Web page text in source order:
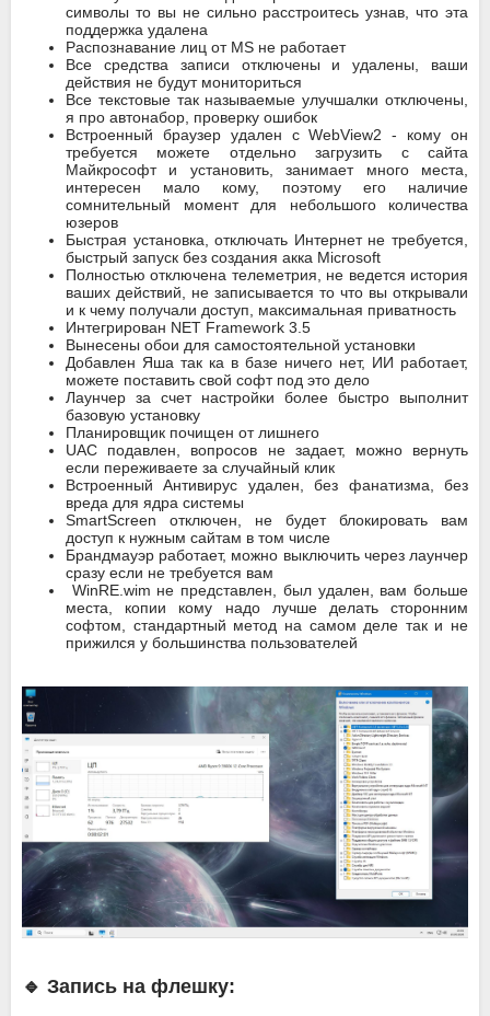
символы то вы не сильно расстроитесь узнав, что эта
поддержка удалена
Распознавание лиц от MS не работает
Все средства записи отключены и удалены, ваши
действия не будут мониториться
Все текстовые так называемые улучшалки отключены,
я про автонабор, проверку ошибок
Встроенный браузер удален с WebView2 - кому он
требуется можете отдельно загрузить с сайта
Майкрософт и установить, занимает много места,
интересен мало кому, поэтому его наличие
сомнительный момент для небольшого количества
юзеров
Быстрая установка, отключать Интернет не требуется,
быстрый запуск без создания акка Microsoft
Полностью отключена телеметрия, не ведется история
ваших действий, не записывается то что вы открывали
и к чему получали доступ, максимальная приватность
Интегрирован NET Framework 3.5
Вынесены обои для самостоятельной установки
Добавлен Яшa так ка в базе ничего нет, ИИ работает,
можете поставить свой софт под это дело
Лаунчер за счет настройки более быстро выполнит
базовую установку
Планировщик почищен от лишнего
UAC подавлен, вопросов не задает, можно вернуть
если переживаете за случайный клик
Встроенный Антивирус удален, без фанатизма, без
вреда для ядра системы
SmartScreen отключен, не будет блокировать вам
доступ к нужным сайтам в том числе
Брандмауэр работает, можно выключить через лаунчер
сразу если не требуется вам
WinRE.wim не представлен, был удален, вам больше
места, копии кому надо лучше делать сторонним
софтом, стандартный метод на самом деле так и не
прижился у большинства пользователей
🔹 Запись на флешку: